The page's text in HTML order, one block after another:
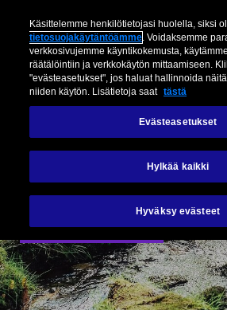
Tapaturmavakuutus
Jätä soittopyyntö
Käsittelemme henkilötietojasi huolella, siksi
tietosuojakäytäntöämme. Voidaksemme
verkkosivujemme käyntikokemusta,
räätälöintiin ja verkkokäytön mittaamiseen.
"evästeasetukset", jos haluat hallinnoida
niiden käytön. Lisätietoja saat tästä
Evästeasetukset
Hylkää kaikki
Hyväksy evästeet